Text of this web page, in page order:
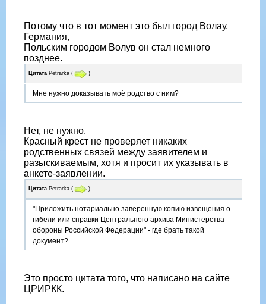
Потому что в тот момент это был город Волау,
Германия,
Польским городом Волув он стал немного
позднее.
Цитата Petrarka ( )
Мне нужно доказывать моё родство с ним?
Нет, не нужно.
Красный крест не проверяет никаких
родственных связей между заявителем и
разыскиваемым, хотя и просит их указывать в
анкете-заявлении.
Цитата Petrarka ( )
"Приложить нотариально заверенную копию извещения о
гибели или справки Центрального архива Министерства
обороны Российской Федерации" - где брать такой
документ?
Это просто цитата того, что написано на сайте
ЦРИРКК.